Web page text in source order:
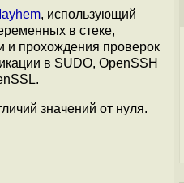
, использующий
в стеке,
и прохождения проверок
в SUDO, OpenSSH
значений от нуля.